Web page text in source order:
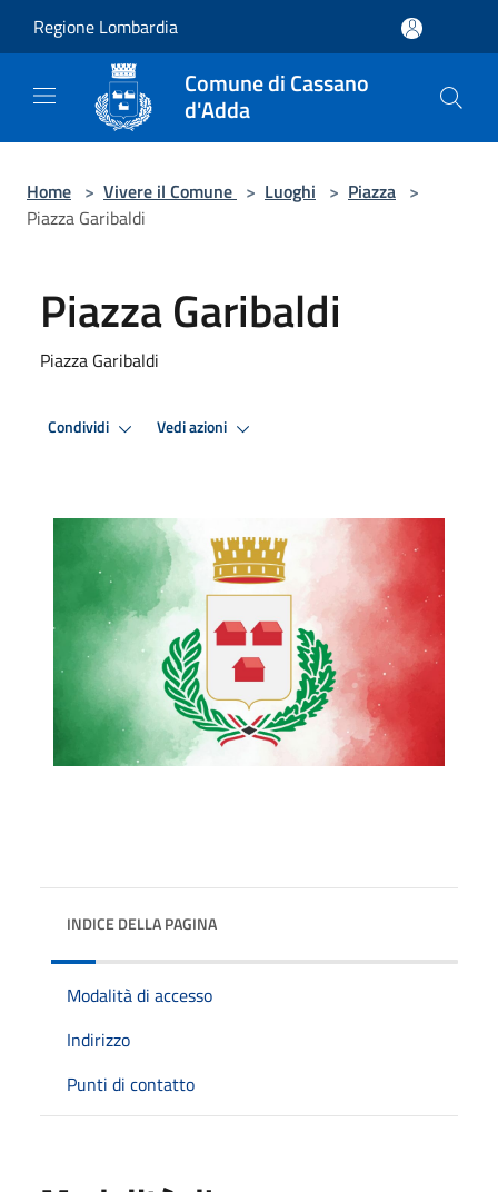
Regione Lombardia
Comune di Cassano
d'Adda
Home > Vivere il Comune > Luoghi > Piazza >
Piazza Garibaldi
Piazza Garibaldi
Piazza Garibaldi
Condividi Vedi azioni
INDICE DELLA PAGINA
Modalità di accesso
Indirizzo
Punti di contatto